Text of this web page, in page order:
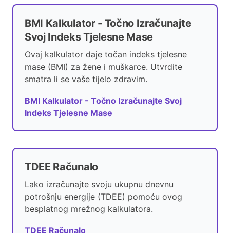
BMI Kalkulator - Točno Izračunajte
Svoj Indeks Tjelesne Mase
Ovaj kalkulator daje točan indeks tjelesne
mase (BMI) za žene i muškarce. Utvrdite
smatra li se vaše tijelo zdravim.
BMI Kalkulator - Točno Izračunajte Svoj
Indeks Tjelesne Mase
TDEE Računalo
Lako izračunajte svoju ukupnu dnevnu
potrošnju energije (TDEE) pomoću ovog
besplatnog mrežnog kalkulatora.
TDEE Računalo